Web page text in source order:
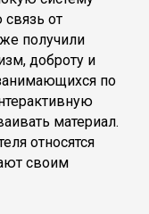
от
получили
доброту и
по
материал.
относятся
своим